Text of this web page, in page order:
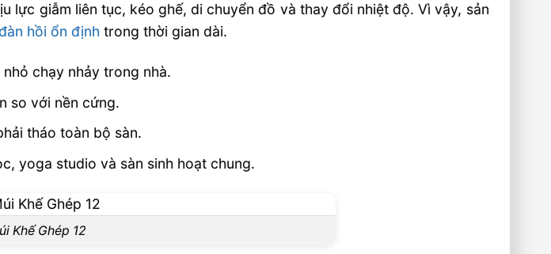
lực giẫm liên tục, kéo ghế, di chuyển đồ và thay đổi nhiệt độ. Vì vậy, sản
hồi ổn định trong thời gian dài.
chạy nhảy trong nhà.
so với nền cứng.
tháo toàn bộ sàn.
yoga studio và sàn sinh hoạt chung.
Khế Ghép 12